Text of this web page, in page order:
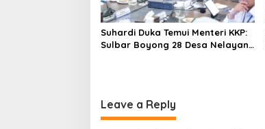
Suhardi Duka Temui Menteri KKP:
Sulbar Boyong 28 Desa Nelayan
Leave a Reply